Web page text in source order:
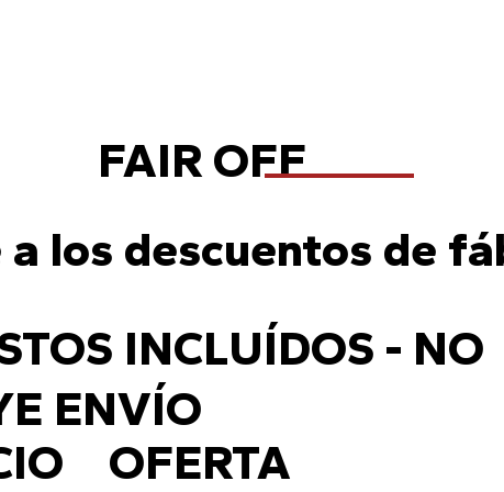
FAIR OFF
a los descuentos de
INCLUÍDOS - NO
ENVÍO
OFERTA